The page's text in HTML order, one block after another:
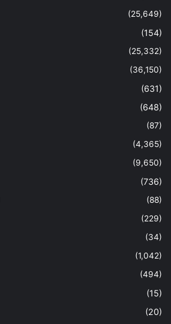
(25,649)
(154)
(25,332)
(36,150)
(631)
(648)
(87)
(4,365)
(9,650)
(736)
(88)
(229)
(34)
(1,042)
(494)
(15)
(20)